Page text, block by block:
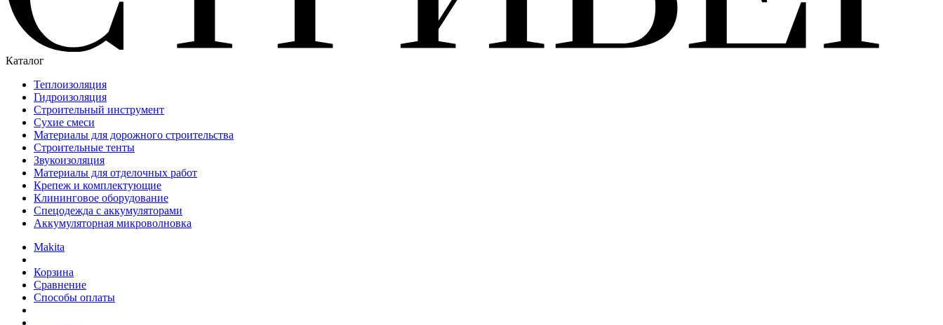
Каталог
Теплоизоляция
Гидроизоляция
Строительный инструмент
Сухие смеси
Материалы для дорожного строительства
Строительные тенты
Звукоизоляция
Материалы для отделочных работ
Крепеж и комплектующие
Клининговое оборудование
Спецодежда с аккумуляторами
Аккумуляторная микроволновка
Makita
Корзина
Сравнение
Способы оплаты